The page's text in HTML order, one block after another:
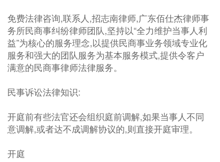
免费法律咨询,联系人,招志南律师,广东佰仕杰律师事
务所民商事纠纷律师团队,坚持以“全力维护当事人利
益”为核心的服务理念,以提供民商事业务领域专业化
服务和强大的团队服务为基本服务模式,提供令客户
满意的民商事律师法律服务。
民事诉讼法律知识:
开庭前有些法官还会组织庭前调解,如果当事人不同
意调解,或者达不成调解协议的,则直接开庭审理。
开庭